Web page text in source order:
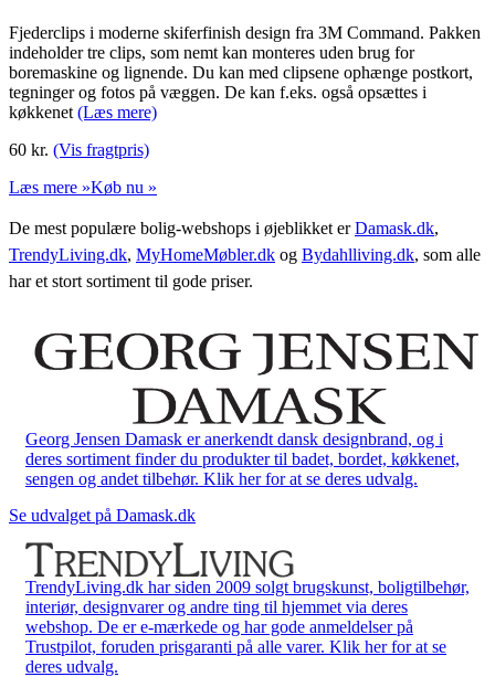
Fjederclips i moderne skiferfinish design fra 3M Command. Pakken
indeholder tre clips, som nemt kan monteres uden brug for
boremaskine og lignende. Du kan med clipsene ophænge postkort,
tegninger og fotos på væggen. De kan f.eks. også opsættes i
køkkenet (Læs mere)
60 kr. (Vis fragtpris)
Læs mere »Køb nu »
De mest populære bolig-webshops i øjeblikket erDamask.dk,
TrendyLiving.dk, MyHomeMøbler.dk og Bydahlliving.dk, som alle
har et stort sortiment til gode priser.
Georg Jensen Damask er anerkendt dansk designbrand, og i
deres sortiment finder du produkter til badet, bordet, køkkenet,
sengen og andet tilbehør. Klik her for at se deres udvalg.
Se udvalget på Damask.dk
TrendyLiving.dk har siden 2009 solgt brugskunst, boligtilbehør,
interiør, designvarer og andre ting til hjemmet via deres
webshop. De er e-mærkede og har gode anmeldelser på
Trustpilot, foruden prisgaranti på alle varer. Klik her for at se
deres udvalg.